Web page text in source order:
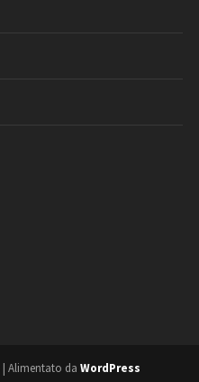
| Alimentato daWordPress